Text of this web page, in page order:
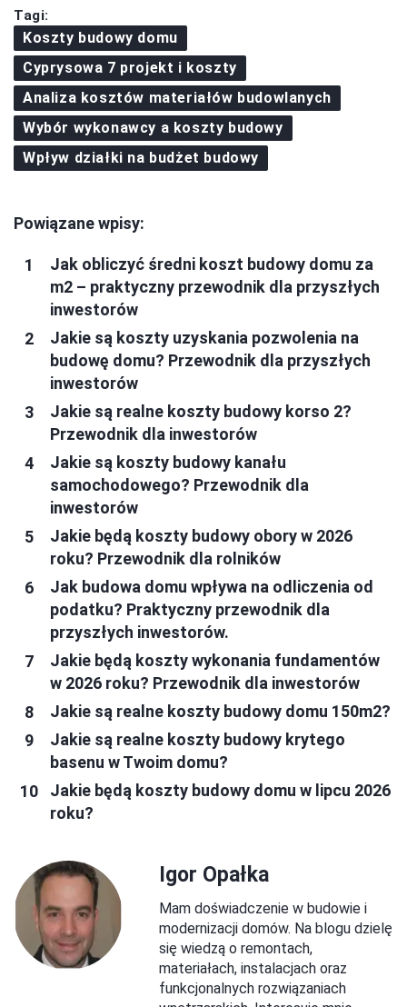
Tagi:
Koszty budowy domu
Cyprysowa 7 projekt i koszty
Analiza kosztów materiałów budowlanych
Wybór wykonawcy a koszty budowy
Wpływ działki na budżet budowy
Powiązane wpisy:
Jak obliczyć średni koszt budowy domu za
m2 – praktyczny przewodnik dla przyszłych
inwestorów
Jakie są koszty uzyskania pozwolenia na
budowę domu? Przewodnik dla przyszłych
inwestorów
Jakie są realne koszty budowy korso 2?
Przewodnik dla inwestorów
Jakie są koszty budowy kanału
samochodowego? Przewodnik dla
inwestorów
Jakie będą koszty budowy obory w 2026
roku? Przewodnik dla rolników
Jak budowa domu wpływa na odliczenia od
podatku? Praktyczny przewodnik dla
przyszłych inwestorów.
Jakie będą koszty wykonania fundamentów
w 2026 roku? Przewodnik dla inwestorów
Jakie są realne koszty budowy domu 150m2?
Jakie są realne koszty budowy krytego
basenu w Twoim domu?
Jakie będą koszty budowy domu w lipcu 2026
roku?
Igor Opałka
Mam doświadczenie w budowie i
modernizacji domów. Na blogu dzielę
się wiedzą o remontach,
materiałach, instalacjach oraz
funkcjonalnych rozwiązaniach